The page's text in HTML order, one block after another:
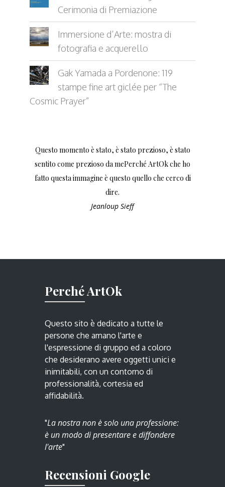
Cerimonia di Premiazione
Immersione d’Arte: mostra di
fotografia e acquerello
Gak Yamada a Pordenone: 119
stampe fine art giclée per “The
Cosmic Prayer”
Questo momento è stato, è stato prezioso, è stato
sentito come prezioso da mePerché ArtOk che ho
fatto questa immagine è questo quello che cerco di
dire.
Jeanloup Sieff
Perché ArtOk
Questo sito è dedicato a tutte le
persone che amano l'arte e
l'espressione di gruppo ed a coloro
che desiderano avere oggetti unici e
inimitabili, con un contorno di
professionalità, cortesia ed
affidabilità.
"La nostra non è solo una professione:
è un modo di presentare e diffondere
l'arte"
Recensioni Google